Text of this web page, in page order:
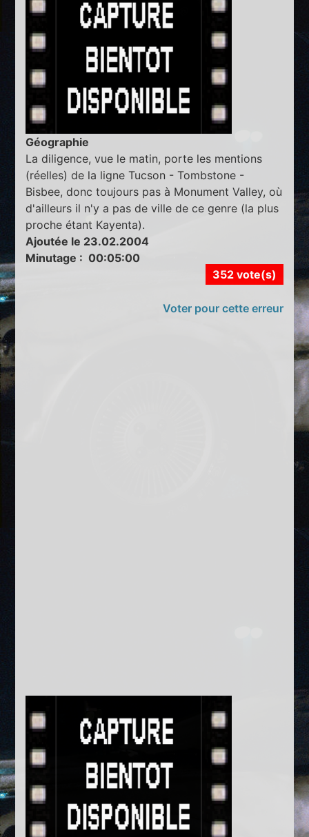
Géographie
La diligence, vue le matin, porte les mentions
(réelles) de la ligne Tucson - Tombstone -
Bisbee, donc toujours pas à Monument Valley, où
d'ailleurs il n'y a pas de ville de ce genre (la plus
proche étant Kayenta).
Ajoutée le 23.02.2004
Minutage : 00:05:00
352 vote(s)
Voter pour cette erreur